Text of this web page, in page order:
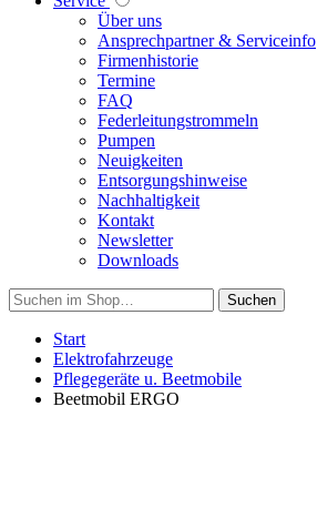
Über uns
Ansprechpartner & Serviceinfo
Firmenhistorie
Termine
FAQ
Federleitungstrommeln
Pumpen
Neuigkeiten
Entsorgungshinweise
Nachhaltigkeit
Kontakt
Newsletter
Downloads
Suchen
Start
Elektrofahrzeuge
Pflegegeräte u. Beetmobile
Beetmobil ERGO